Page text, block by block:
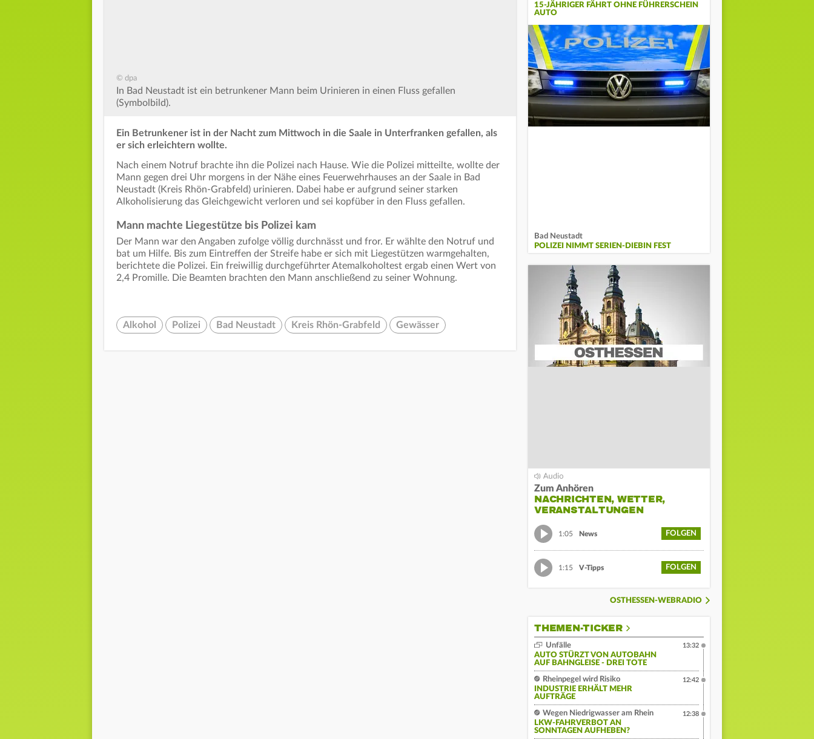
© dpa
In Bad Neustadt ist ein betrunkener Mann beim Urinieren in einen Fluss gefallen
(Symbolbild).
Ein Betrunkener ist in der Nacht zum Mittwoch in die Saale in Unterfranken gefallen, als
er sich erleichtern wollte.
Nach einem Notruf brachte ihn die Polizei nach Hause. Wie die Polizei mitteilte, wollte der
Mann gegen drei Uhr morgens in der Nähe eines Feuerwehrhauses an der Saale in Bad
Neustadt (Kreis Rhön-Grabfeld) urinieren. Dabei habe er aufgrund seiner starken
Alkoholisierung das Gleichgewicht verloren und sei kopfüber in den Fluss gefallen.
Mann machte Liegestütze bis Polizei kam
Der Mann war den Angaben zufolge völlig durchnässt und fror. Er wählte den Notruf und
bat um Hilfe. Bis zum Eintreffen der Streife habe er sich mit Liegestützen warmgehalten,
berichtete die Polizei. Ein freiwillig durchgeführter Atemalkoholtest ergab einen Wert von
2,4 Promille. Die Beamten brachten den Mann anschließend zu seiner Wohnung.
Alkohol Polizei Bad Neustadt Kreis Rhön-Grabfeld Gewässer
15-JÄHRIGER FÄHRT OHNE FÜHRERSCHEIN
AUTO
Bad Neustadt
POLIZEI NIMMT SERIEN-DIEBIN FEST
Zum Anhören
NACHRICHTEN, WETTER,
VERANSTALTUNGEN
1:05 News FOLGEN
1:15 V-Tipps FOLGEN
OSTHESSEN-WEBRADIO
THEMEN-TICKER
Unfälle
AUTO STÜRZT VON AUTOBAHN
AUF BAHNGLEISE - DREI TOTE
13:32
Rheinpegel wird Risiko
INDUSTRIE ERHÄLT MEHR
AUFTRÄGE
12:42
Wegen Niedrigwasser am Rhein
LKW-FAHRVERBOT AN
SONNTAGEN AUFHEBEN?
12:38